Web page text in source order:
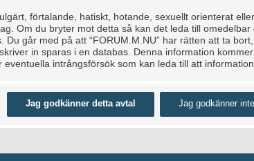
förtalande, hatiskt, hotande, sexuellt orienterat
Om du bryter mot detta så kan det leda till
går med på att “FORUM.M.NU” har rätten att ta
in sparas i en databas. Denna information
intrångsförsök som kan leda till att